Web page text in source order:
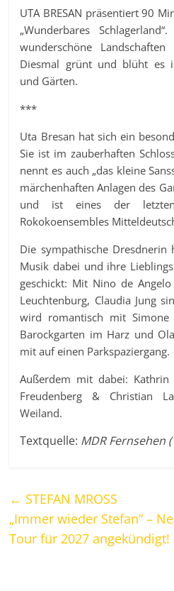
UTA BRESAN präsentiert 90
„Wunderbares
wunderschöne
Diesmal grünt und blüht es
und Gärten.
***
Uta Bresan hat sich ein
Sie ist im zauberhaften
nennt es auch „das kleine
märchenhaften Anlagen des
und ist eines der
Rokokoensembles
Die sympathische
Musik dabei und ihre
geschickt: Mit Nino de
Leuchtenburg, Claudia Jung
wird romantisch mit
Barockgarten im Harz und
mit auf einen Parkspaziergang.
Außerdem mit dabei:
Freudenberg & Christian
Weiland.
Textquelle: MDR Fernsehen
← STEFAN MROSS
„Immer wieder Stefan“ –
Tour für 2027 angekündigt!